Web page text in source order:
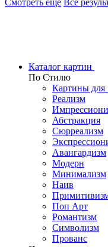
Смотреть еще Все
Каталог картин
По Стилю
Картины для
Реализм
Абстракция
Сюрреализм
Авангардизм
Модерн
Минимализм
Наив
Поп Арт
Романтизм
Символизм
Прованс